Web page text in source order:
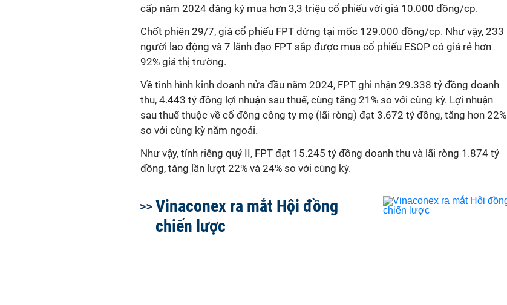
cấp năm 2024 đăng ký mua hơn 3,3 triệu cổ phiếu với giá 10.000 đồng/cp.
Chốt phiên 29/7, giá cổ phiếu FPT dừng tại mốc 129.000 đồng/cp. Như vậy, 233
người lao động và 7 lãnh đạo FPT sắp được mua cổ phiếu ESOP có giá rẻ hơn
92% giá thị trường.
Về tình hình kinh doanh nửa đầu năm 2024, FPT ghi nhận 29.338 tỷ đồng doanh
thu, 4.443 tỷ đồng lợi nhuận sau thuế, cùng tăng 21% so với cùng kỳ. Lợi nhuận
sau thuế thuộc về cổ đông công ty mẹ (lãi ròng) đạt 3.672 tỷ đồng, tăng hơn 22%
so với cùng kỳ năm ngoái.
Như vậy, tính riêng quý II, FPT đạt 15.245 tỷ đồng doanh thu và lãi ròng 1.874 tỷ
đồng, tăng lần lượt 22% và 24% so với cùng kỳ.
Vinaconex ra mắt Hội đồng
chiến lược